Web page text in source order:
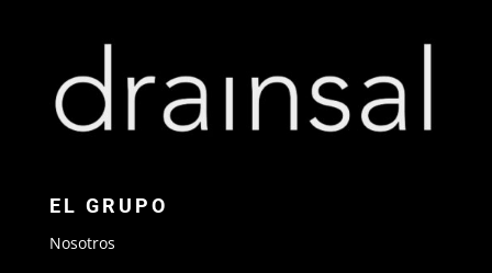
EL GRUPO
Nosotros